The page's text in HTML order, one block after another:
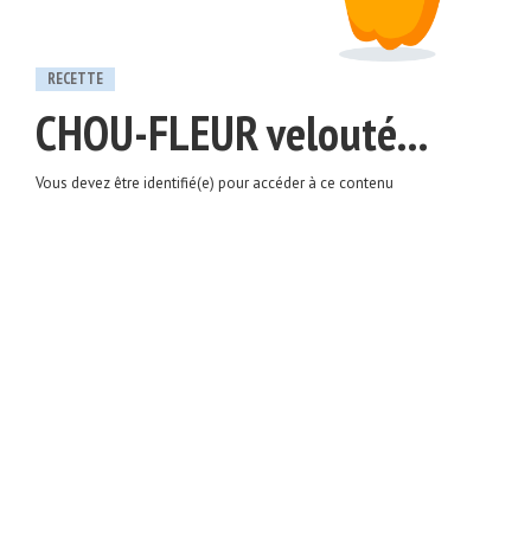
RECETTE
CHOU-FLEUR velouté...
Vous devez être identifié(e) pour accéder à ce contenu